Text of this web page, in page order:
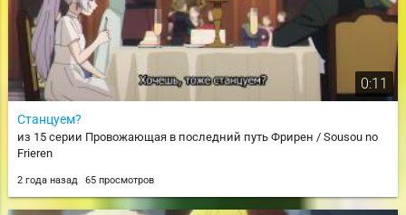
0:11
Станцуем?
из 15 серии Провожающая в последний путь Фрирен / Sousou no
Frieren
2 года назад 65 просмотров